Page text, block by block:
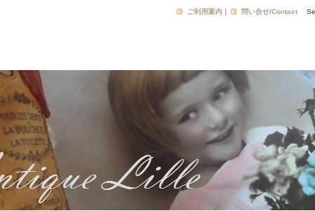
ご利用案内 ｜ 問い合せ/Contact